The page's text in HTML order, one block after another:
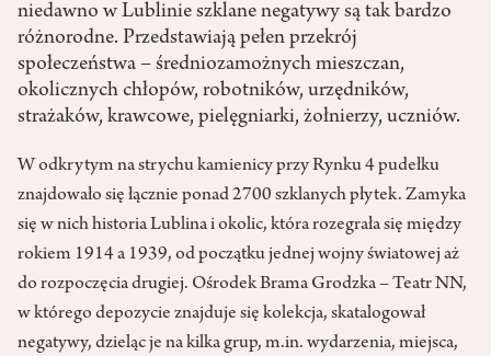
niedawno w Lublinie szklane negatywy są tak bardzo
różnorodne. Przedstawiają pełen przekrój
społeczeństwa – średniozamożnych mieszczan,
okolicznych chłopów, robotników, urzędników,
strażaków, krawcowe, pielęgniarki, żołnierzy, uczniów.
W odkrytym na strychu kamienicy przy Rynku 4 pudełku
znajdowało się łącznie ponad 2700 szklanych płytek. Zamyka
się w nich historia Lublina i okolic, która rozegrała się między
rokiem 1914 a 1939, od początku jednej wojny światowej aż
do rozpoczęcia drugiej. Ośrodek Brama Grodzka – Teatr NN,
w którego depozycie znajduje się kolekcja, skatalogował
negatywy, dzieląc je na kilka grup, m.in. wydarzenia, miejsca,